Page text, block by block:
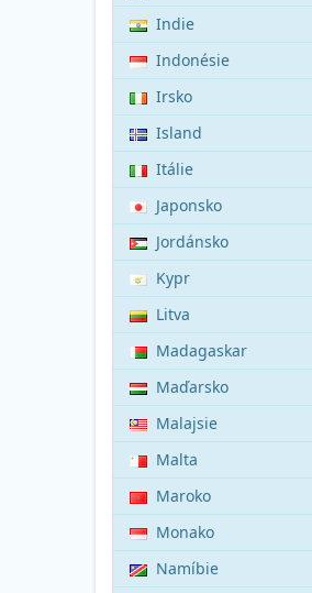
Indie
Indonésie
Irsko
Island
Itálie
Japonsko
Jordánsko
Kypr
Litva
Madagaskar
Maďarsko
Malajsie
Malta
Maroko
Monako
Namíbie